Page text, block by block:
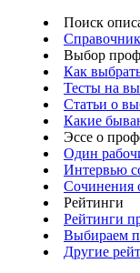
Поиск
Выбор
Как
Тесты на
Статьи о
Какие
Эссе о
Один
Интервью
Сочинения
Рейтинги
Рейтинги
Выбираем
Другие